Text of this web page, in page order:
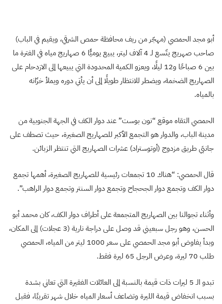
أبو مجد الحمصي (مهجّر من ريف محافظة حمص الشرقي، ويقيم في الباب)
صاحب صهريج يتّسع لـ 4 آلاف ليتر، يبيع يوميًّا 6 صهاريج مياه في الفترة ما
بين 6 صباحًا و12 ليلًا، ويعزو الكمية المحدودة التي يبيعها إلى الازدحام على
الصهاريج الضخمة، ويضطر للانتظار طويلًا إلى أن يأتي دوره ويملأ خزّانه
بالمياه.
الحمصي التقاه موقع “نون بوست” عند دوار الكف في الجهة الجنوبية من
مدينة الباب، والدوار هو التجمع الأكبر للصهاريج الصغيرة، حيث تصطف على
جانبَي طريق مزدوج (أوتوستراد) عشرات الصهاريج التي تنتظر الزبائن.
قال الحمصي: “هناك 10 تجمعات رئيسية للصهاريج الصغيرة، أهمها تجمع
دوار الكف وتجمع دوار الجحجاح وتجمع دوار السنتر وتجمع دوار الراهب”.
وأثناء تجوالنا بين الصهاريج المتجمعة على أطراف دوار الكف، كان محمد أبو
الحسن، وهو رجل سبعيني قد وصل على دراجة نارية (3 عجلات) إلى المكان،
وبدأ يفاوض أبو مجد الحمصي على سعر 1000 ليتر من المياه، الحمصي
طلب 70 ليرة، وعرض الرجل 65 ليرة فقط.
تبدو الـ 5 ليرات ذات قيمة بالنسبة إلى العائلات الفقيرة التي تعاني بشدة
بسبب انخفاض قيمة الليرة وتضاعف أسعار المياه خلال شهر تقريبًا، فقبل